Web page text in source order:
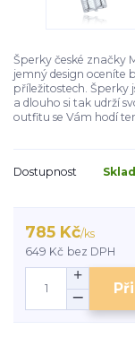
Šperky české značky
jemný design oceníte
příležitostech.
a dlouho si tak udrží
outfitu se Vám hodí
Dostupnost
785 Kč/ks
649 Kč bez DPH